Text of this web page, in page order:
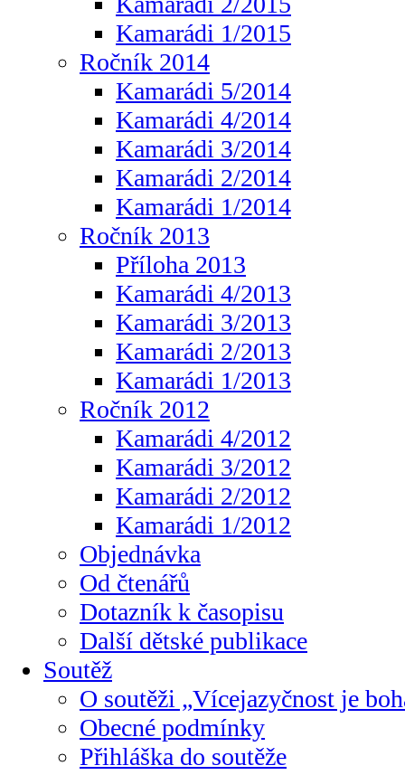
Kamarádi 1/2015
Ročník 2014
Kamarádi 5/2014
Kamarádi 4/2014
Kamarádi 3/2014
Kamarádi 2/2014
Kamarádi 1/2014
Ročník 2013
Příloha 2013
Kamarádi 4/2013
Kamarádi 3/2013
Kamarádi 2/2013
Kamarádi 1/2013
Ročník 2012
Kamarádi 4/2012
Kamarádi 3/2012
Kamarádi 2/2012
Kamarádi 1/2012
Objednávka
Od čtenářů
Dotazník k časopisu
Další dětské publikace
Soutěž
O soutěži „Vícejazyčnost je
Obecné podmínky
Přihláška do soutěže